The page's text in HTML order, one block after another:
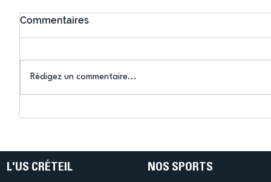
Commentaires
Rédigez un commentaire...
L'US CRÉTEIL NOS SPORTS